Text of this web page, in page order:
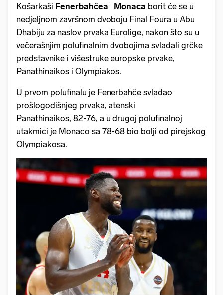
Košarkaši Fenerbahčea i Monaca borit će se u
nedjeljnom završnom dvoboju Final Foura u Abu
Dhabiju za naslov prvaka Eurolige, nakon što su u
večerašnjim polufinalnim dvobojima svladali grčke
predstavnike i višestruke europske prvake,
Panathinaikos i Olympiakos.
U prvom polufinalu je Fenerbahče svladao
prošlogodišnjeg prvaka, atenski
Panathinaikos, 82-76, a u drugoj polufinalnoj
utakmici je Monaco sa 78-68 bio bolji od pirejskog
Olympiakosa.